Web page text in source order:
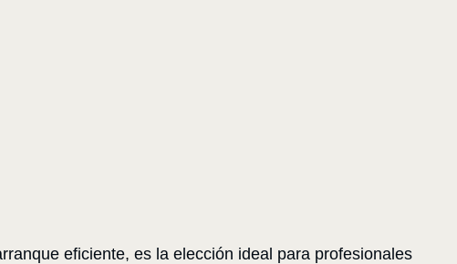
eficiente, es la elección ideal para profesionales